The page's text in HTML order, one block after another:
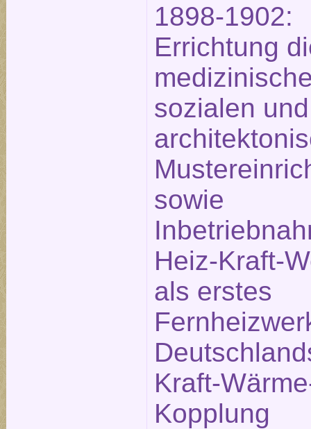
1898-1902:
Errichtung
sozialen und
sowie
Heiz-Kraft-
als erstes
Kraft-
Kopplung